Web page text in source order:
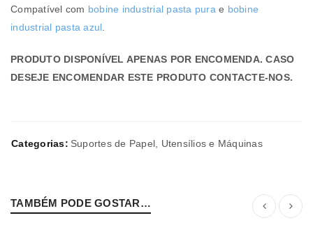
Compatível com bobine industrial pasta purae bobine
industrial pasta azul.
PRODUTO DISPONÍVEL APENAS POR ENCOMENDA. CASO
DESEJE ENCOMENDAR ESTE PRODUTO CONTACTE-NOS.
Categorias: Suportes de Papel, Utensílios e Máquinas
TAMBÉM PODE GOSTAR…